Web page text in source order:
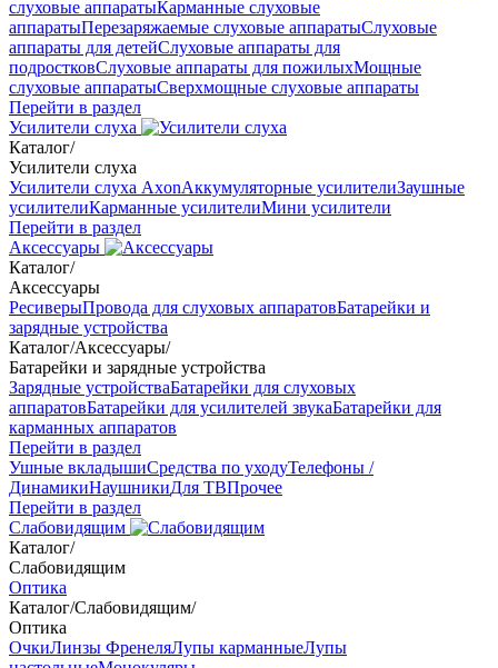
слуховые аппаратыКарманные слуховые
аппаратыПерезаряжаемые слуховые аппаратыСлуховые
аппараты для детейСлуховые аппараты для
подростковСлуховые аппараты для пожилыхМощные
слуховые аппаратыСверхмощные слуховые аппараты
Перейти в раздел
Усилители слуха
Каталог/
Усилители слуха
Усилители слуха AxonАккумуляторные усилителиЗаушные
усилителиКарманные усилителиМини усилители
Перейти в раздел
Аксессуары
Каталог/
Аксессуары
РесиверыПровода для слуховых аппаратовБатарейки и
зарядные устройства
Каталог/Аксессуары/
Батарейки и зарядные устройства
Зарядные устройстваБатарейки для слуховых
аппаратовБатарейки для усилителей звукаБатарейки для
карманных аппаратов
Перейти в раздел
Ушные вкладышиСредства по уходуТелефоны /
ДинамикиНаушникиДля ТВПрочее
Перейти в раздел
Слабовидящим
Каталог/
Слабовидящим
Оптика
Каталог/Слабовидящим/
Оптика
ОчкиЛинзы ФренеляЛупы карманныеЛупы